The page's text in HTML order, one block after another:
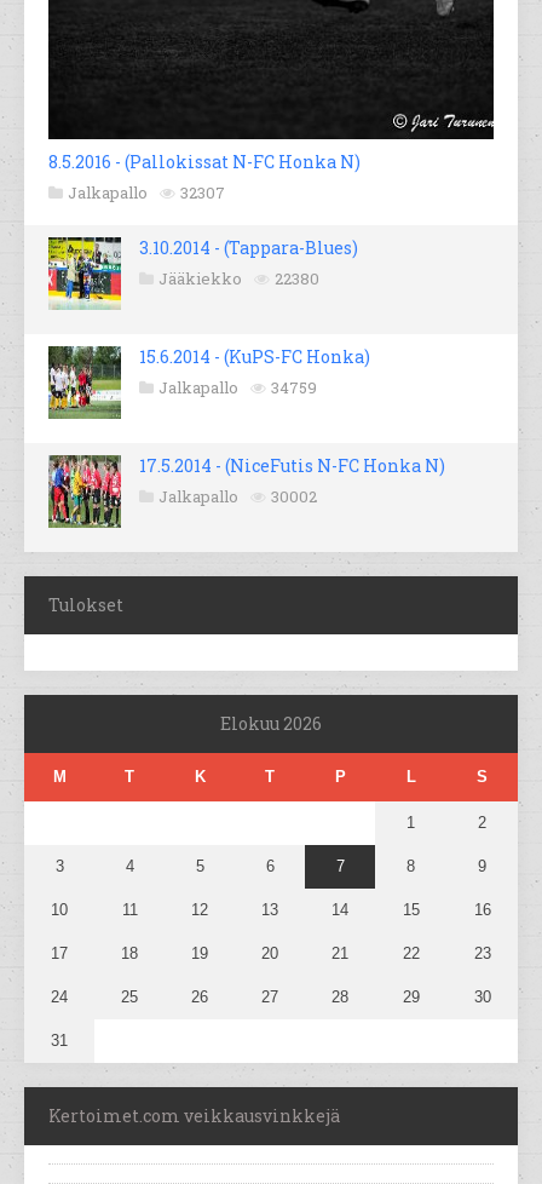
8.5.2016 - (Pallokissat N-FC Honka N)
Jalkapallo 32307
3.10.2014 - (Tappara-Blues)
Jääkiekko 22380
15.6.2014 - (KuPS-FC Honka)
Jalkapallo 34759
17.5.2014 - (NiceFutis N-FC Honka N)
Jalkapallo 30002
Tulokset
Elokuu 2026
M T K T P L S
1 2
3 4 5 6 7 8 9
10 11 12 13 14 15 16
17 18 19 20 21 22 23
24 25 26 27 28 29 30
31
Kertoimet.com veikkausvinkkejä